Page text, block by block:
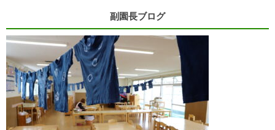
副園長ブログ